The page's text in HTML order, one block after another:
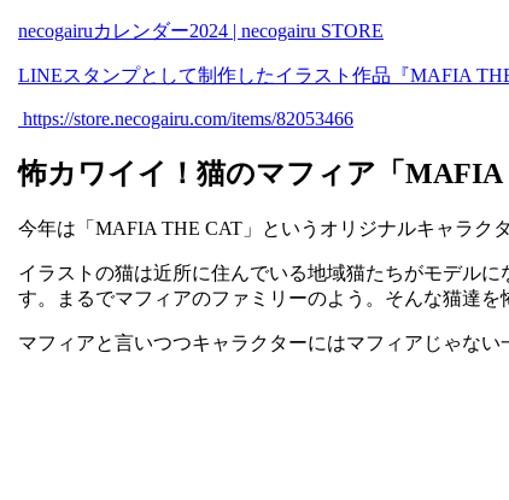
necogairuカレンダー2024 | necogairu STORE
LINEスタンプとして制作したイラスト作品『MAFIA
https://store.necogairu.com/items/82053466
怖カワイイ！猫のマフィア「
今年は「MAFIA THE CAT」というオリジナルキャラク
イラストの猫は近所に住んでいる地域猫たちがモデル
す。まるでマフィアのファミリーのよう。そんな猫達を
マフィアと言いつつキャラクターにはマフィアじゃな